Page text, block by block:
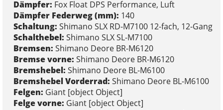
Dämpfer: Fox Float DPS Performance, Luft
Dämpfer Federweg (mm): 140
Schaltung: Shimano SLX RD-M7100 12-fach, 12-Gang
Schalthebel: Shimano SLX SL-M7100
Bremsen: Shimano Deore BR-M6120
Bremse vorne: Shimano Deore BR-M6120
Bremshebel: Shimano Deore BL-M6100
Bremshebel Vorderrad: Shimano Deore BL-M6100
Felgen: Giant [object Object]
Felge vorne: Giant [object Object]